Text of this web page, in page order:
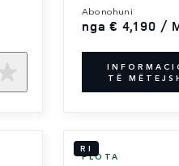
abonohuni
nga € 4,190 /
TË
RI
FLOTA